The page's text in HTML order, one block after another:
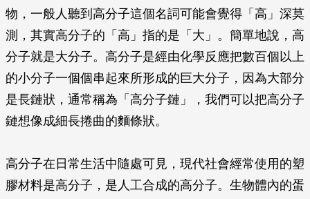
物，一般人聽到高分子這個名詞可能會覺得「高」深莫
測，其實高分子的「高」指的是「大」。簡單地說，高
分子就是大分子。高分子是經由化學反應把數百個以上
的小分子一個個串起來所形成的巨大分子，因為大部分
是長鏈狀，通常稱為「高分子鏈」，我們可以把高分子
鏈想像成細長捲曲的麵條狀。
高分子在日常生活中隨處可見，現代社會經常使用的塑
膠材料是高分子，是人工合成的高分子。生物體內的蛋